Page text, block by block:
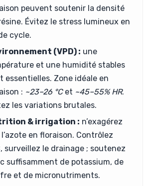
peuvent soutenir la densité
Évitez le stress lumineux en
cycle.
(VPD) : une
et une humidité stables
essentielles. Zone idéale en
: ~23–26 °Cet ~45–55% HR.
les variations brutales.
& irrigation : n’exagérez
l’azote en floraison. Contrôlez
surveillez le drainage ; soutenez
suffisamment de potassium, de
et de micronutriments.